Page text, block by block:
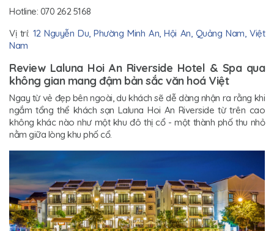
Hotline: 070 262 5168
Vị trí: 12 Nguyễn Du, Phường Minh An, Hội An, Quảng Nam, Việt
Nam
Review Laluna Hoi An Riverside Hotel & Spa qua
không gian mang đậm bản sắc văn hoá Việt
Ngay từ vẻ đẹp bên ngoài, du khách sẽ dễ dàng nhận ra rằng khi
ngắm tổng thể khách sạn Laluna Hoi An Riverside từ trên cao
không khác nào như một khu đô thị cổ - một thành phố thu nhỏ
nằm giữa lòng khu phố cổ.